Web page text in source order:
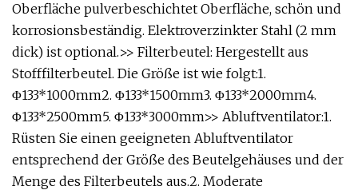
Oberfläche pulverbeschichtet Oberfläche, schön und
korrosionsbeständig. Elektroverzinkter Stahl (2 mm
dick) ist optional.>> Filterbeutel: Hergestellt aus
Stofffilterbeutel. Die Größe ist wie folgt:1.
Φ133*1000mm2. Φ133*1500mm3. Φ133*2000mm4.
Φ133*2500mm5. Φ133*3000mm>> Abluftventilator:1.
Rüsten Sie einen geeigneten Abluftventilator
entsprechend der Größe des Beutelgehäuses und der
Menge des Filterbeutels aus.2. Moderate